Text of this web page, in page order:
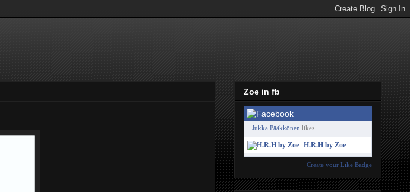
Zoe in fb
Jukka Pääkkönen likes
H.R.H by Zoe
Create your Like Badge